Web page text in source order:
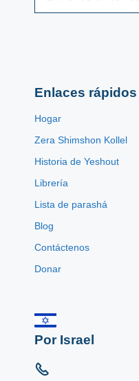
Enlaces rápidos
Hogar
Zera Shimshon Kollel
Historia de Yeshout
Librería
Lista de parashá
Blog
Contáctenos
Donar
Por Israel